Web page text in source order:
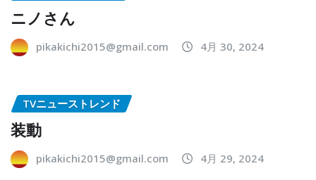
ニノさん
pikakichi2015@gmail.com 4月 30, 2024
TVニューストレンド
装動
pikakichi2015@gmail.com 4月 29, 2024